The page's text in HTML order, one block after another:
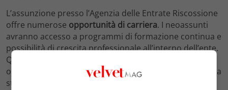
L’assunzione presso l’Agenzia delle Entrate Riscossione
offre numerose opportunità di carriera. I neoassunti
avranno accesso a programmi di formazione continua e
possibilità di crescita professionale all’interno dell’ente.
Questo concorso rappresenta quindi un’importante
opportunità per tutti coloro che aspirano a una carriera
stabile e gratificante nel settore pubblico.